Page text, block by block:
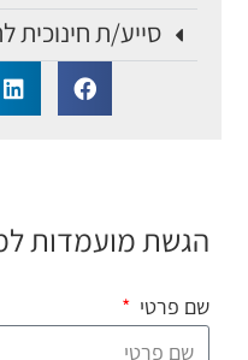
סייע/ת חינוכית
הגשת מועמדות
שם פרטי